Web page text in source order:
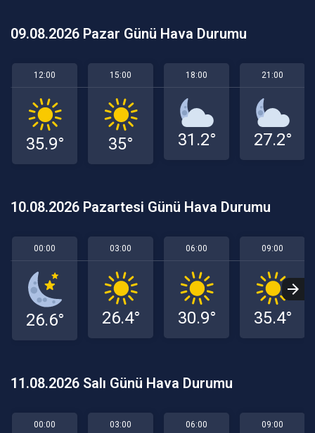
09.08.2026 Pazar Günü Hava Durumu
12:00
35.9°
15:00
35°
18:00
31.2°
21:00
27.2°
10.08.2026 Pazartesi Günü Hava Durumu
00:00
26.6°
03:00
26.4°
06:00
30.9°
09:00
35.4°
11.08.2026 Salı Günü Hava Durumu
00:00 03:00 06:00 09:00